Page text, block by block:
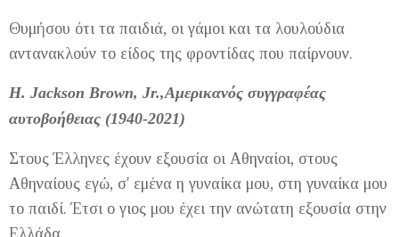
Θυμήσου ότι τα παιδιά, οι γάμοι και τα λουλούδια
αντανακλούν το είδος της φροντίδας που παίρνουν.
H. Jackson Brown, Jr.,Αμερικανός συγγραφέας
αυτοβοήθειας (1940-2021)
Στους Έλληνες έχουν εξουσία οι Αθηναίοι, στους
Αθηναίους εγώ, σ' εμένα η γυναίκα μου, στη γυναίκα μου
το παιδί. Έτσι ο γιος μου έχει την ανώτατη εξουσία στην